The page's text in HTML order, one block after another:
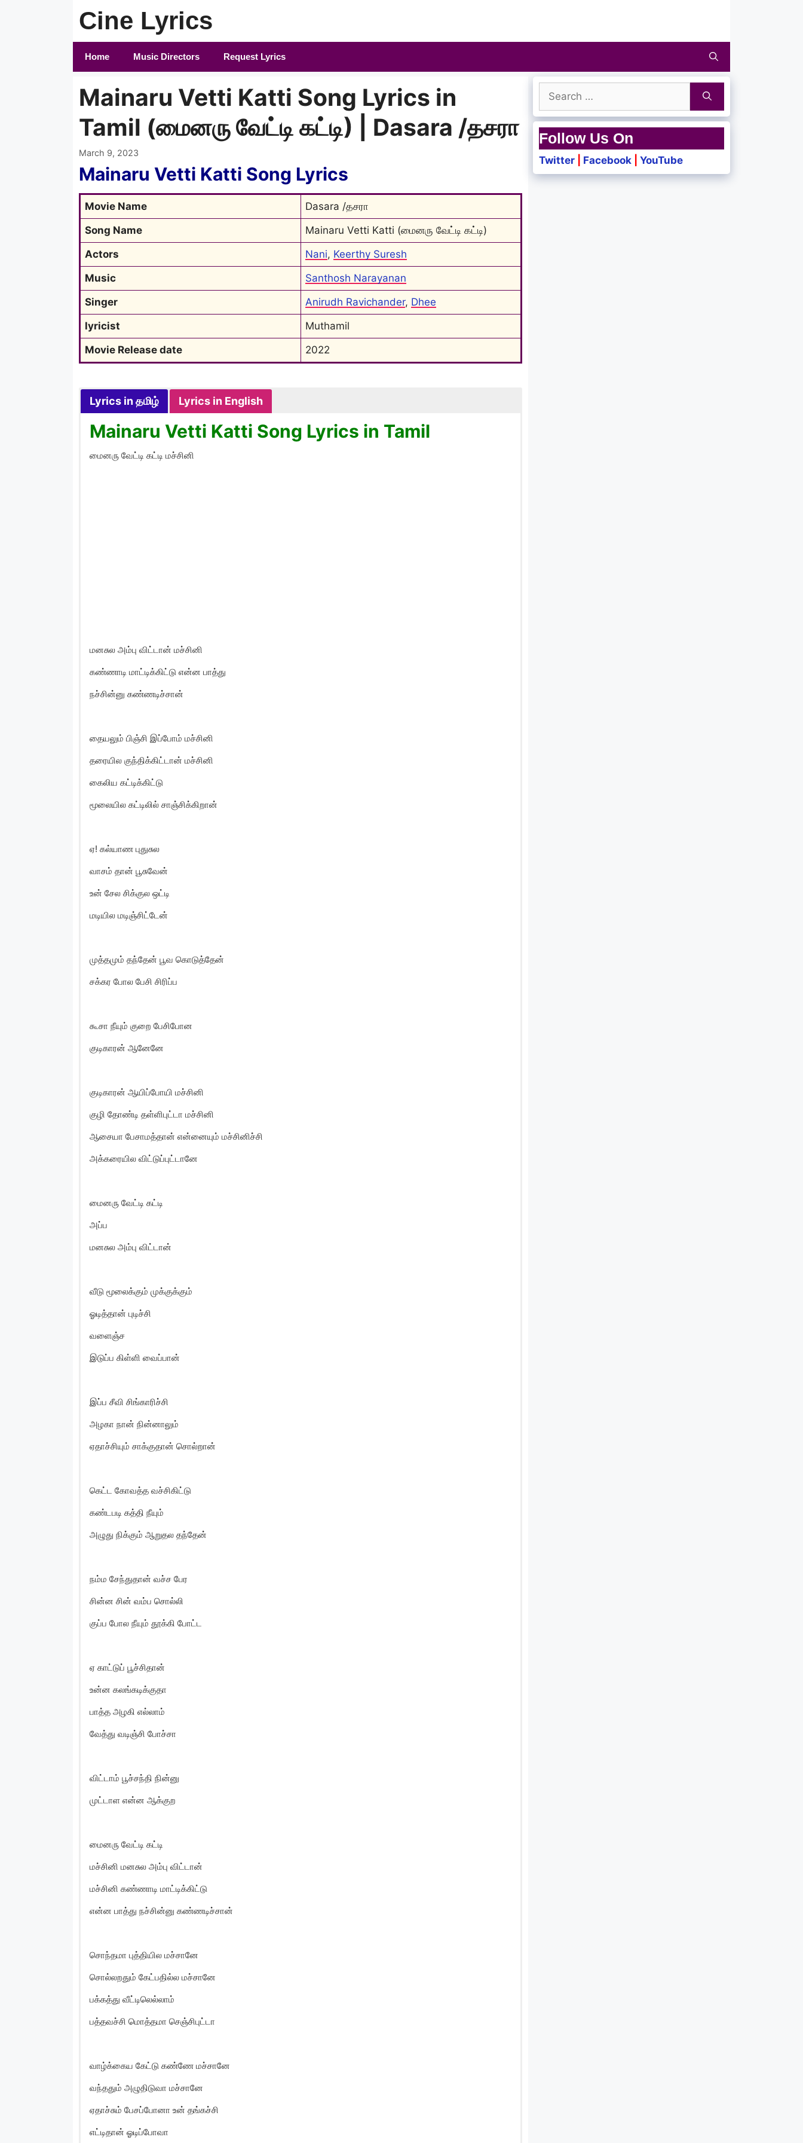
Cine Lyrics
Home Music Directors Request Lyrics
Mainaru Vetti Katti Song Lyrics in
Tamil (மைனரு வேட்டி கட்டி) | Dasara /தசரா
March 9, 2023
Mainaru Vetti Katti Song Lyrics
Movie Name
Dasara /தசரா
Song Name
Mainaru Vetti Katti (மைனரு வேட்டி கட்டி)
Actors
Nani, Keerthy Suresh
Music
Santhosh Narayanan
Singer
Anirudh Ravichander, Dhee
lyricist
Muthamil
Movie Release date
2022
Lyrics in தமிழ் Lyrics in English
Mainaru Vetti Katti Song Lyrics in Tamil
மைனரு வேட்டி கட்டி மச்சினி
மனசுல அம்பு விட்டான் மச்சினி
கண்ணாடி மாட்டிக்கிட்டு என்ன பாத்து
நச்சின்னு கண்ணடிச்சான்
தையலும் பிஞ்சி இப்போம் மச்சினி
தரையில குந்திக்கிட்டான் மச்சினி
கைலிய கட்டிக்கிட்டு
மூலையில கட்டிலில் சாஞ்சிக்கிறான்
ஏ! கல்யாண புதுசுல
வாசம் தான் பூசுவேன்
உன் சேல சிக்குல ஒட்டி
மடியில மடிஞ்சிட்டேன்
முத்தமும் தந்தேன் பூவ கொடுத்தேன்
சக்கர போல பேசி சிரிப்ப
கூசா நீயும் குறை பேசிபோன
குடிகாரன் ஆனேனே
குடிகாரன் ஆயிப்போயி மச்சினி
குழி தோண்டி தள்ளிபுட்டா மச்சினி
ஆசையா பேசாமத்தான் என்னையும் மச்சினிச்சி
அக்கரையில விட்டுப்புட்டானே
மைனரு வேட்டி கட்டி
அப்ப
மனசுல அம்பு விட்டான்
வீடு மூலைக்கும் முக்குக்கும்
ஓடித்தான் புடிச்சி
வளைஞ்ச
இடுப்ப கிள்ளி வைப்பான்
இப்ப சீவி சிங்காரிச்சி
அழகா நான் நின்னாலும்
ஏதாச்சியும் சாக்குதான் சொல்றான்
கெட்ட கோவத்த வச்சிகிட்டு
கண்டபடி கத்தி நீயும்
அழுது நிக்கும் ஆறுதல தந்தேன்
நம்ம சேந்துதான் வச்ச பேர
சின்ன சின் வம்ப சொல்லி
குப்ப போல நீயும் தூக்கி போட்ட
ஏ காட்டுப் பூச்சிதான்
உன்ன கலங்கடிக்குதா
பாத்த அழகி எல்லாம்
வேத்து வடிஞ்சி போச்சா
விட்டாம் பூச்சந்தி நின்னு
முட்டாள என்ன ஆக்குற
மைனரு வேட்டி கட்டி
மச்சினி மனசுல அம்பு விட்டான்
மச்சினி கண்ணாடி மாட்டிக்கிட்டு
என்ன பாத்து நச்சின்னு கண்ணடிச்சான்
சொந்தமா புத்தியில மச்சானே
சொல்லறதும் கேட்பதில்ல மச்சானே
பக்கத்து வீட்டிலெல்லாம்
பத்தவச்சி மொத்தமா செஞ்சிபுட்டா
வாழ்க்கைய கேட்டு கண்ணே மச்சானே
வந்ததும் அழுதிடுவா மச்சானே
ஏதாச்சும் பேசப்போனா உன் தங்கச்சி
எட்டிதான் ஓடிப்போவா
Search
for:
Follow Us On
Twitter Facebook YouTube